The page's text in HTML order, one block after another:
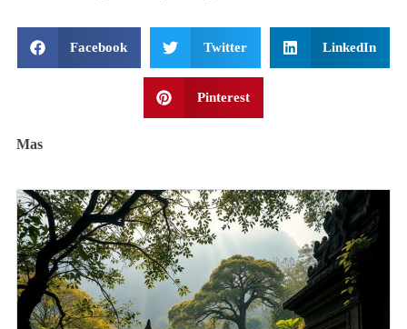
Facebook Twitter LinkedIn
Pinterest
Mas